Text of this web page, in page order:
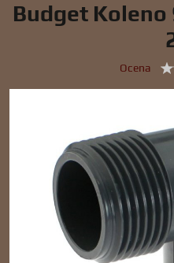
Budget Koleno
Ocena